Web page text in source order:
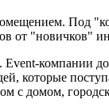
от "новичков"
которые
с домом,